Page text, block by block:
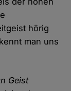
hörig
man uns
Geist